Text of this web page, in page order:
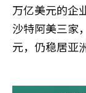
万亿美元的企
沙特阿美三家
元，仍稳居亚